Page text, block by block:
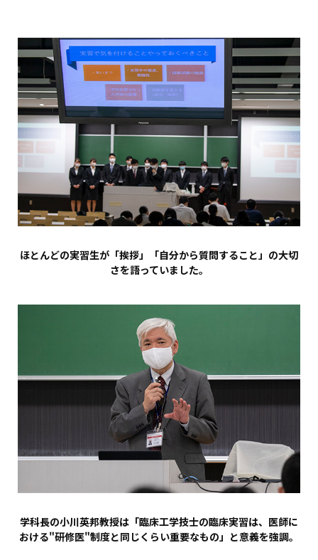
ほとんどの実習生が「挨拶」「自分から質問すること」の大切
さを語っていました。
学科長の小川英邦教授は「臨床工学技士の臨床実習は、医師に
おける"研修医"制度と同じくらい重要なもの」と意義を強調。